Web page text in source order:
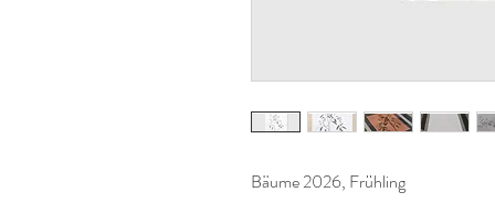
Bäume 2026, Frühling